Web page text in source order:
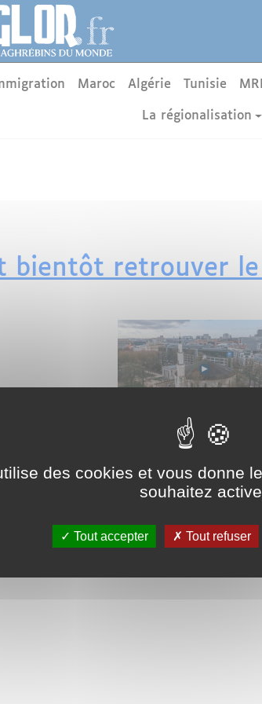
Maroc Algérie Tunisie
La régionalisation
bientôt retrouver
pour retrouver le contrôle de la
depuis la fin des années soixante
avec l'Arabie Saoudite car
Une convention a été signée
des cookies et vous donne
souhaitez
Tout accepter Tout refuser